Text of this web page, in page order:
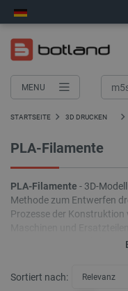
MENU
STARTSEITE 3D DRUCKEN
PLA-Filamente
PLA-Filamente - 3D-
Methode zum Entwerfen
Prozesse der Konstruktion
Prototyps eines beliebigen
verbunden. Die Lösung für
Sortiert nach: Relevanz